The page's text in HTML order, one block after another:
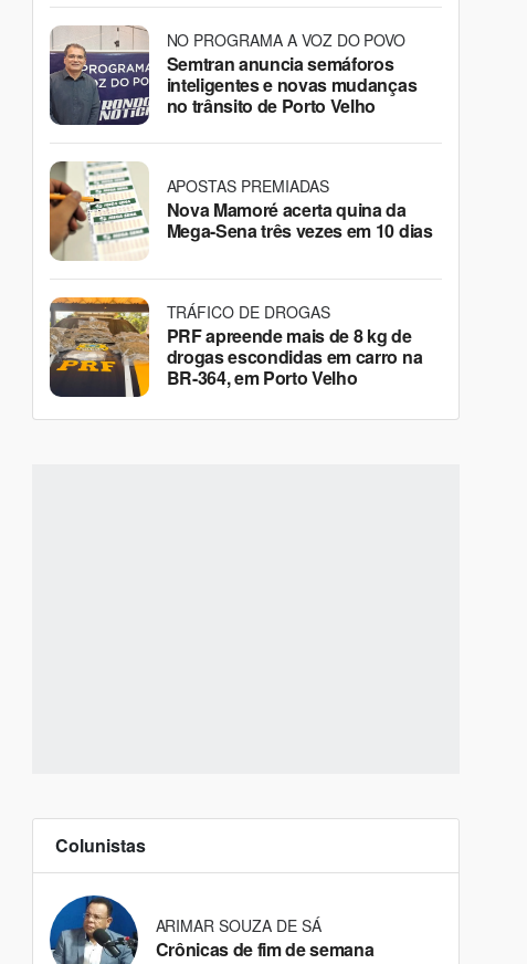
NO PROGRAMA A VOZ DO POVO
Semtran anuncia semáforos
inteligentes e novas mudanças
no trânsito de Porto Velho
APOSTAS PREMIADAS
Nova Mamoré acerta quina da
Mega-Sena três vezes em 10 dias
TRÁFICO DE DROGAS
PRF apreende mais de 8 kg de
drogas escondidas em carro na
BR-364, em Porto Velho
Colunistas
ARIMAR SOUZA DE SÁ
Crônicas de fim de semana